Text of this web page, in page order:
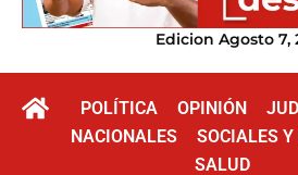
Edicion Agosto 7,
POLÍTICA OPINIÓN
NACIONALES
SOCIALES Y
SALUD